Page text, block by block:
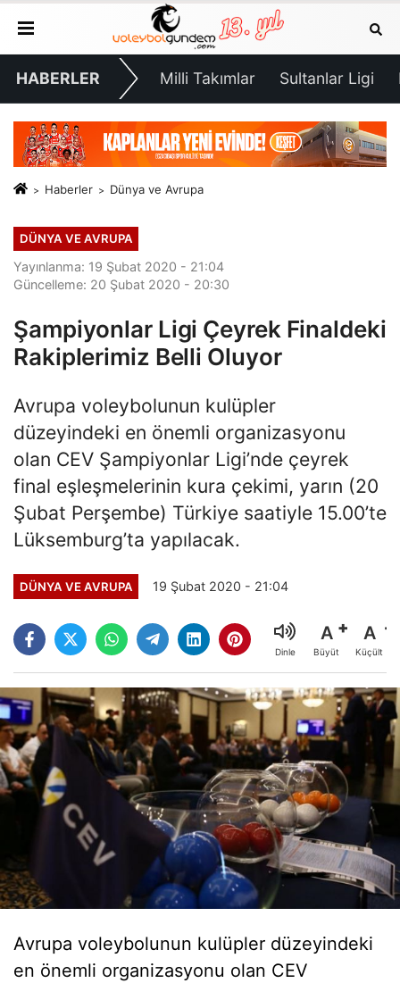
HABERLER Milli Takımlar Sultanlar Ligi
Haberler Dünya ve Avrupa
DÜNYA VE AVRUPA
Yayınlanma: 19 Şubat 2020 - 21:04
Güncelleme: 20 Şubat 2020 - 20:30
Şampiyonlar Ligi Çeyrek Finaldeki
Rakiplerimiz Belli Oluyor
Avrupa voleybolunun kulüpler
düzeyindeki en önemli organizasyonu
olan CEV Şampiyonlar Ligi’nde çeyrek
final eşleşmelerinin kura çekimi, yarın (20
Şubat Perşembe) Türkiye saatiyle 15.00’te
Lüksemburg’ta yapılacak.
DÜNYA VE AVRUPA 19 Şubat 2020 - 21:04
Dinle
A
Büyüt
A
Küçült
Avrupa voleybolunun kulüpler düzeyindeki
en önemli organizasyonu olan CEV